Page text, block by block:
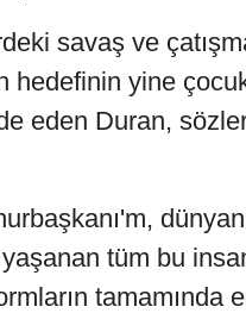
savaş ve
hedefinin yine
eden Duran,
tüm bu
tamamında